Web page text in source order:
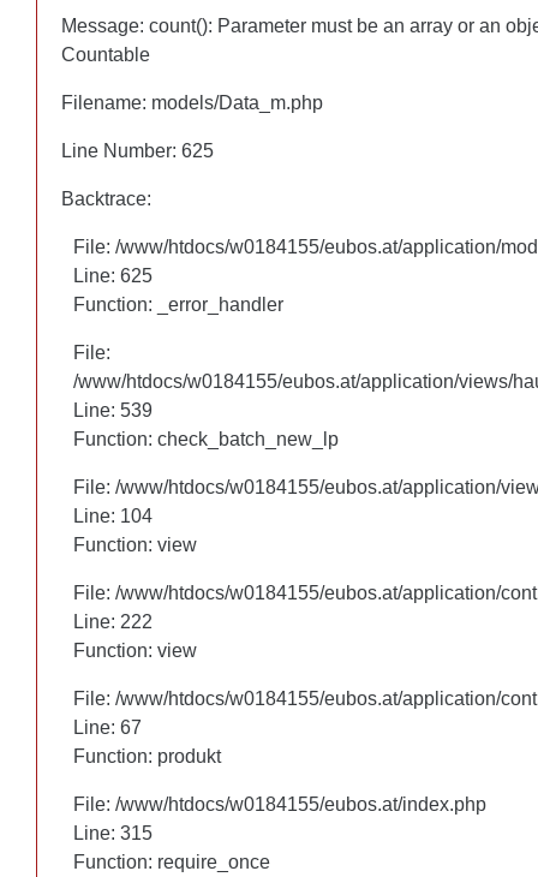
Message: count(): Parameter must be an array or an
Countable
Filename: models/Data_m.php
Line Number: 625
Backtrace:
File: /www/htdocs/w0184155/eubos.at/application/
Line: 625
Function: _error_handler
File:
/www/htdocs/w0184155/eubos.at/application/views/
Line: 460
Function: check_batch_new_lp
File: /www/htdocs/w0184155/eubos.at/application/
Line: 104
Function: view
File: /www/htdocs/w0184155/eubos.at/application/
Line: 222
Function: view
File: /www/htdocs/w0184155/eubos.at/application/
Line: 67
Function: produkt
File: /www/htdocs/w0184155/eubos.at/index.php
Line: 315
Function: require_once
Message: count(): Parameter must be an array or an
Countable
Filename: models/Data_m.php
Line Number: 625
Backtrace:
File: /www/htdocs/w0184155/eubos.at/application/
Line: 625
Function: _error_handler
File:
/www/htdocs/w0184155/eubos.at/application/views/
Line: 539
Function: check_batch_new_lp
File: /www/htdocs/w0184155/eubos.at/application/
Line: 104
Function: view
File: /www/htdocs/w0184155/eubos.at/application/
Line: 222
Function: view
File: /www/htdocs/w0184155/eubos.at/application/
Line: 67
Function: produkt
File: /www/htdocs/w0184155/eubos.at/index.php
Line: 315
Function: require_once